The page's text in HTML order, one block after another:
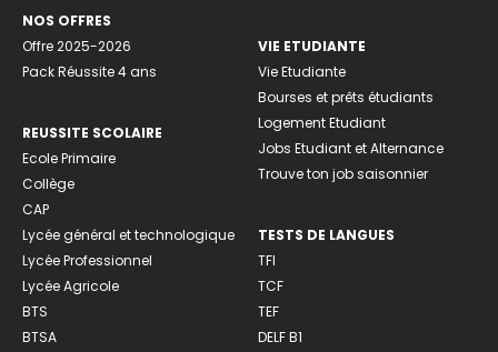
NOS OFFRES
Offre 2025-2026
Pack Réussite 4 ans
REUSSITE SCOLAIRE
Ecole Primaire
Collège
CAP
Lycée général et technologique
Lycée Professionnel
Lycée Agricole
BTS
BTSA
VIE ETUDIANTE
Vie Etudiante
Bourses et prêts étudiants
Logement Etudiant
Jobs Etudiant et Alternance
Trouve ton job saisonnier
TESTS DE LANGUES
TFI
TCF
TEF
DELF B1